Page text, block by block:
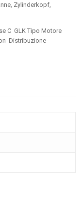
Zylinderkopf,
C GLK Tipo Motore
Distribuzione